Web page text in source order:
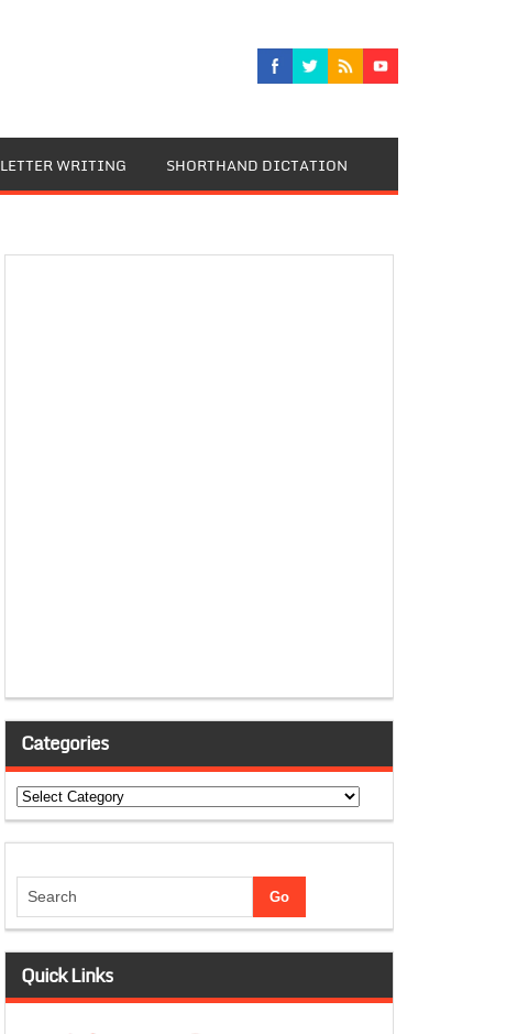
LETTER WRITING SHORTHAND DICTATION
Categories
Categories
Quick Links